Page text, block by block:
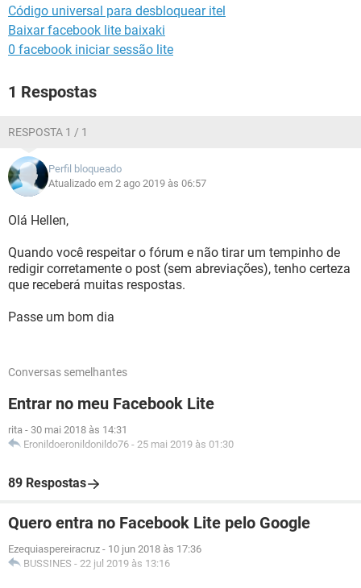
Código universal para desbloquear itel
Baixar facebook lite baixaki
0 facebook iniciar sessão lite
1 Respostas
RESPOSTA 1 / 1
Perfil bloqueado
Atualizado em 2 ago 2019 às 06:57
Olá Hellen,
Quando você respeitar o fórum e não tirar um tempinho de
redigir corretamente o post (sem abreviações), tenho certeza
que receberá muitas respostas.
Passe um bom dia
Conversas semelhantes
Entrar no meu Facebook Lite
rita - 30 mai 2018 às 14:31
Eronildoeronildonildo76 - 25 mai 2019 às 01:30
89 Respostas
Quero entra no Facebook Lite pelo Google
Ezequiaspereiracruz - 10 jun 2018 às 17:36
BUSSINES - 22 jul 2019 às 13:16